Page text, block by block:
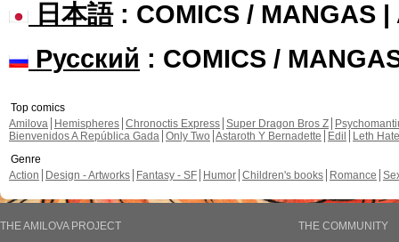
日本語: COMICS / MANGAS |
Русский : COMICS /
Top comics
Amilova
Hemispheres Chronoctis Express Super Dragon Bros Z
Bienvenidos A República Gada Only Two Astaroth Y Bernadette Edil
Leth Hate
Genre
Action
Design - Artworks Fantasy - SF Humor Children's books Romance
THE AMILOVA PROJECT
THE COMMUNITY